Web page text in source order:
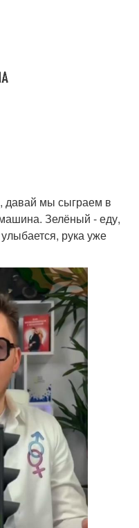
давай мы сыграем в
Зелёный - еду,
рука уже